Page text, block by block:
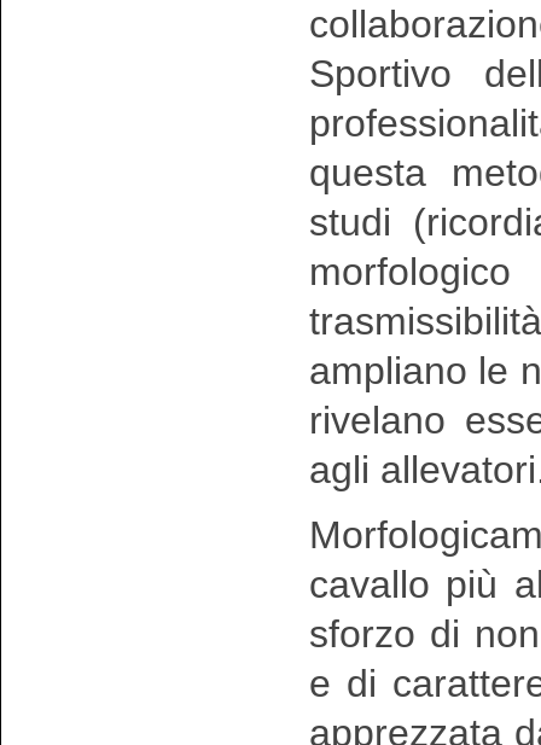
Sportivo
questa
studi
ampliano le
rivelano
agli
cavallo più
sforzo di
e di
apprezzata